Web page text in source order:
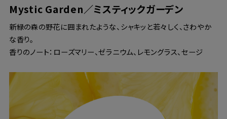
Mystic Garden／ミスティックガーデン
新緑の森の野花に囲まれたような、シャキッと若々しく、さわやか
な香り。
香りのノート：ローズマリー、ゼラニウム、レモングラス、セージ